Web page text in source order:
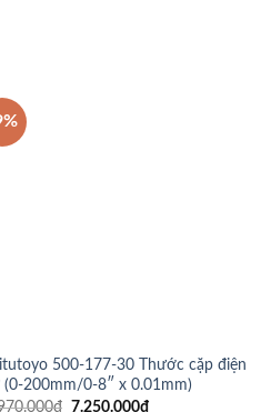
500-177-30 Thước cặp điện
200mm/0-8″ x 0.01mm)
₫ Giá
7.250.000₫